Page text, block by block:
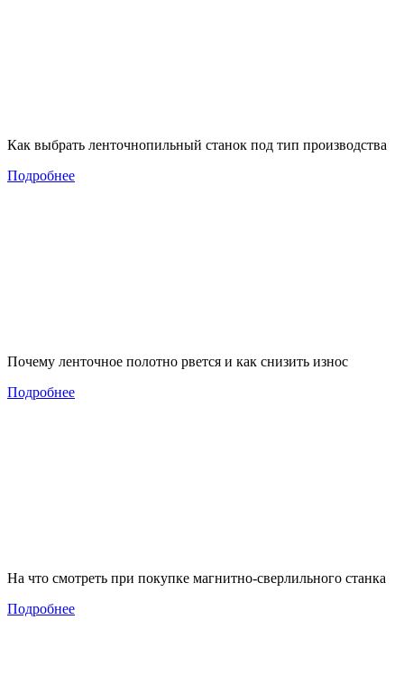
Как выбрать ленточнопильный станок под тип производства
Подробнее
Почему ленточное полотно рвется и как снизить износ
Подробнее
На что смотреть при покупке магнитно-сверлильного станка
Подробнее